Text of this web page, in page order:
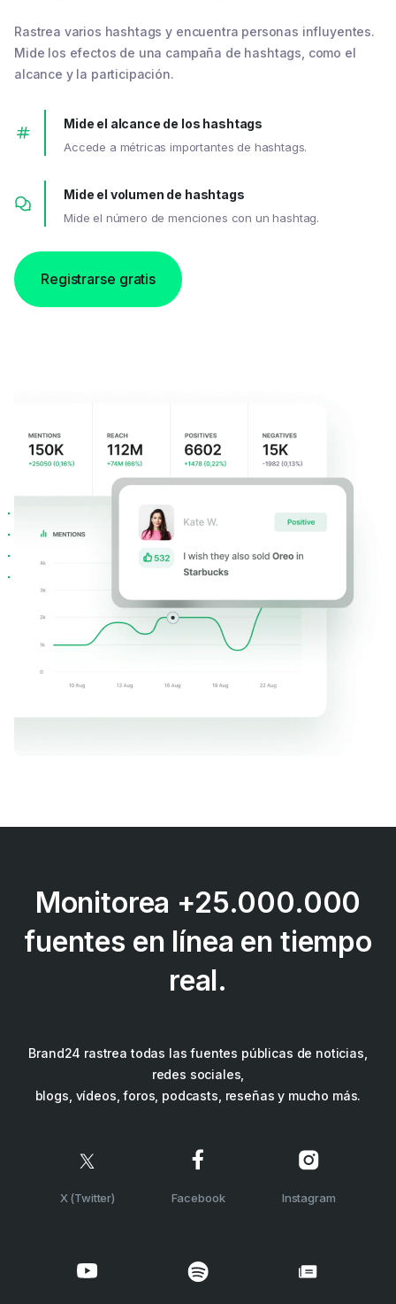
Rastrea varios hashtags y encuentra personas influyentes.
Mide los efectos de una campaña de hashtags, como el
alcance y la participación.
Mide el alcance de los hashtags
Accede a métricas importantes de hashtags.
Mide el volumen de hashtags
Mide el número de menciones con un hashtag.
Registrarse gratis
Monitorea +25.000.000
fuentes en línea en tiempo
real.
Brand24 rastrea todas las fuentes públicas de noticias,
redes sociales,
blogs, vídeos, foros, podcasts, reseñas y mucho más.
X (Twitter) Facebook Instagram